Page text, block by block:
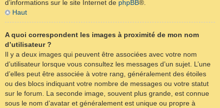
d’informations sur le site Internet de phpBB®.
Haut
A quoi correspondent les images à proximité de mon nom
d’utilisateur ?
Il y a deux images qui peuvent être associées avec votre nom
d’utilisateur lorsque vous consultez les messages d’un sujet. L’une
d’elles peut être associée à votre rang, généralement des étoiles
ou des blocs indiquant votre nombre de messages ou votre statut
sur le forum. La seconde image, souvent plus grande, est connue
sous le nom d’avatar et généralement est unique ou propre à